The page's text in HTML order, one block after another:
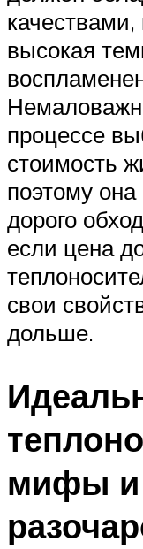
качествами,
высокая
процессе
стоимость
поэтому
дорого
если цена
свои
дольше.
мифы и